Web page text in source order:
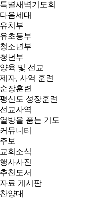
특별새벽기도회
다음세대
유치부
유초등부
청소년부
청년부
양육 및 선교
제자, 사역 훈련
순장훈련
평신도 성장훈련
선교사역
열방을 품는 기도
커뮤니티
주보
교회소식
행사사진
추천도서
자료 게시판
찬양대